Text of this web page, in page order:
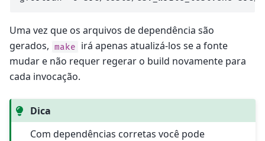
Uma vez que os arquivos de dependência são
gerados, make
irá apenas atualizá-los se a fonte
mudar e não requer regerar o build novamente para
cada invocação.
Dica
Com dependências corretas você pode